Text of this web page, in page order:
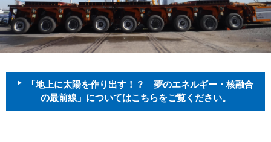
「地上に太陽を作り出す！？ 夢のエネルギー・核融合
の最前線」についてはこちらをご覧ください。